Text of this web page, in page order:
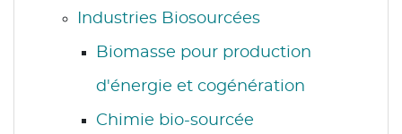
Industries Biosourcées
Biomasse pour production
d'énergie et cogénération
Chimie bio-sourcée